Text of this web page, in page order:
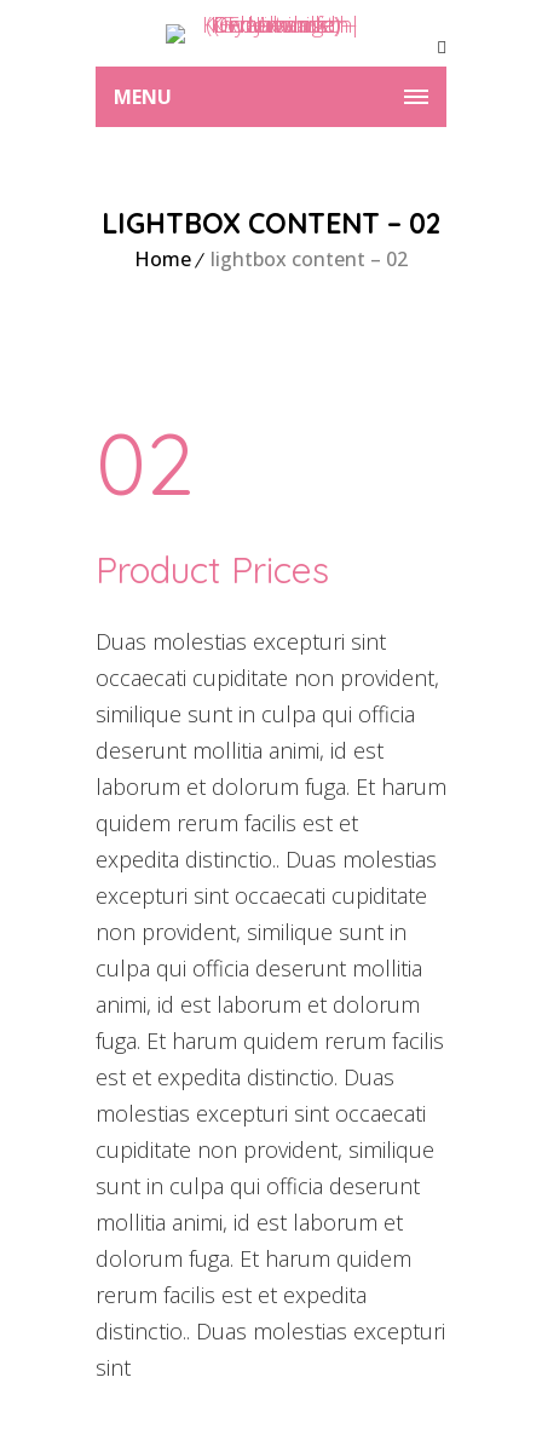
MENU
LIGHTBOX CONTENT – 02
Home lightbox content – 02
02
Product Prices
Duas molestias excepturi sint
occaecati cupiditate non provident,
similique sunt in culpa qui officia
deserunt mollitia animi, id est
laborum et dolorum fuga. Et harum
quidem rerum facilis est et
expedita distinctio.. Duas molestias
excepturi sint occaecati cupiditate
non provident, similique sunt in
culpa qui officia deserunt mollitia
animi, id est laborum et dolorum
fuga. Et harum quidem rerum facilis
est et expedita distinctio. Duas
molestias excepturi sint occaecati
cupiditate non provident, similique
sunt in culpa qui officia deserunt
mollitia animi, id est laborum et
dolorum fuga. Et harum quidem
rerum facilis est et expedita
distinctio.. Duas molestias excepturi
sint